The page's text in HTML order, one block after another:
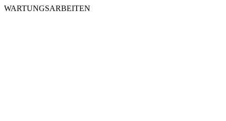
WARTUNGSARBEITEN